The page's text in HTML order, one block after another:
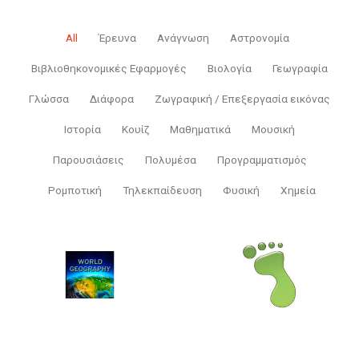
All Έρευνα Ανάγνωση Αστρονομία
Βιβλιοθηκονομικές Εφαρμογές Βιολογία Γεωγραφία
Γλώσσα Διάφορα Ζωγραφική / Επεξεργασία εικόνας
Ιστορία Κουίζ Μαθηματικά Μουσική
Παρουσιάσεις Πολυμέσα Προγραμματισμός
Ρομποτική Τηλεκπαίδευση Φυσική Χημεία